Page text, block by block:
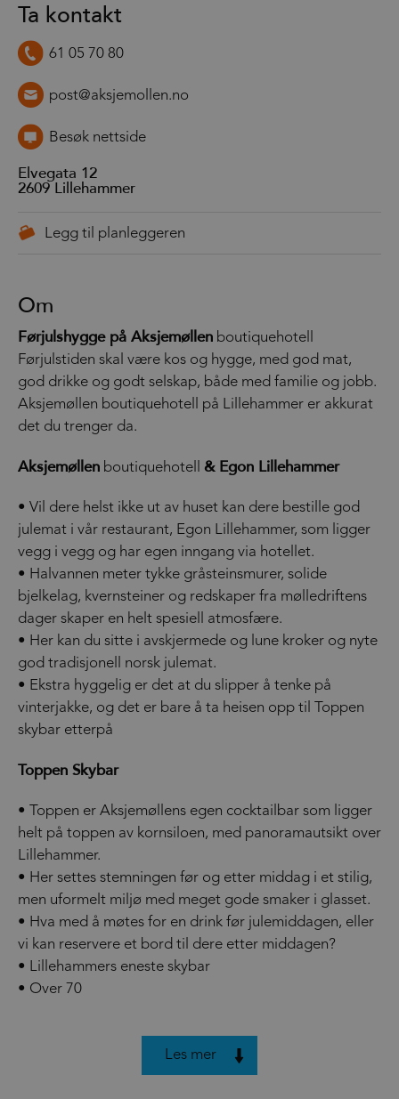
Ta kontakt
61 05 70 80
post@aksjemollen.no
Besøk nettside
Elvegata 12
2609 Lillehammer
Om
Førjulshygge på Aksjemøllen boutiquehotell
Førjulstiden skal være kos og hygge, med god mat,
god drikke og godt selskap, både med familie og jobb.
Aksjemøllen boutiquehotell på Lillehammer er akkurat
det du trenger da.
Aksjemøllen boutiquehotell & Egon Lillehammer
• Vil dere helst ikke ut av huset kan dere bestille god
julemat i vår restaurant, Egon Lillehammer, som ligger
vegg i vegg og har egen inngang via hotellet.
• Halvannen meter tykke gråsteinsmurer, solide
bjelkelag, kvernsteiner og redskaper fra mølledriftens
dager skaper en helt spesiell atmosfære.
• Her kan du sitte i avskjermede og lune kroker og nyte
god tradisjonell norsk julemat.
• Ekstra hyggelig er det at du slipper å tenke på
vinterjakke, og det er bare å ta heisen opp til Toppen
skybar etterpå
Toppen Skybar
• Toppen er Aksjemøllens egen cocktailbar som ligger
helt på toppen av kornsiloen, med panoramautsikt over
Lillehammer.
• Her settes stemningen før og etter middag i et stilig,
men uformelt miljø med meget gode smaker i glasset.
• Hva med å møtes for en drink før julemiddagen, eller
vi kan reservere et bord til dere etter middagen?
• Lillehammers eneste skybar
• Over 70
Les mer